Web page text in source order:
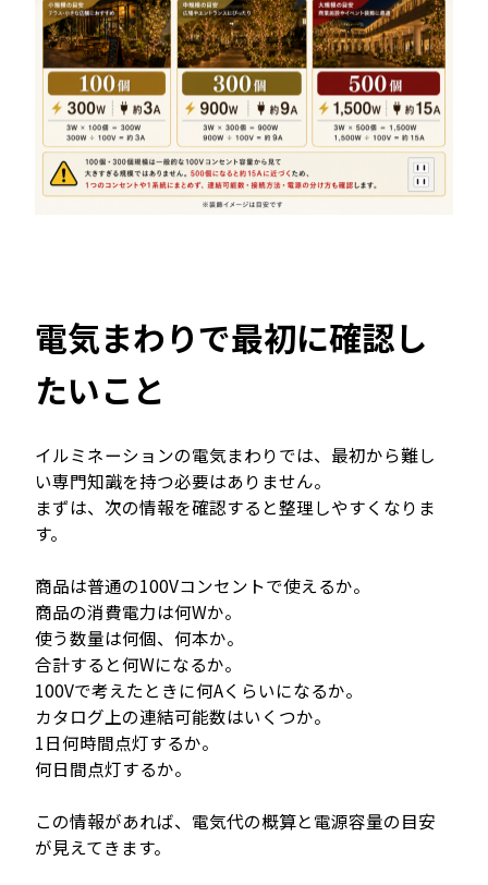
電気まわりで最初に確認し
たいこと
イルミネーションの電気まわりでは、最初から難し
い専門知識を持つ必要はありません。
まずは、次の情報を確認すると整理しやすくなりま
す。
商品は普通の100Vコンセントで使えるか。
商品の消費電力は何Wか。
使う数量は何個、何本か。
合計すると何Wになるか。
100Vで考えたときに何Aくらいになるか。
カタログ上の連結可能数はいくつか。
1日何時間点灯するか。
何日間点灯するか。
この情報があれば、電気代の概算と電源容量の目安
が見えてきます。